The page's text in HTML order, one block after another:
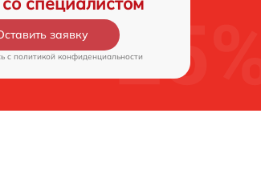
заявку
c политикой конфиденциальности